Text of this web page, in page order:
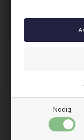
Nodig
Snelle bezorging